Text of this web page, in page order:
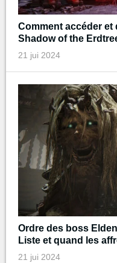
Comment accéder et
Shadow of the
21 jui 2024
Ordre des boss
Liste et quand les
21 jui 2024